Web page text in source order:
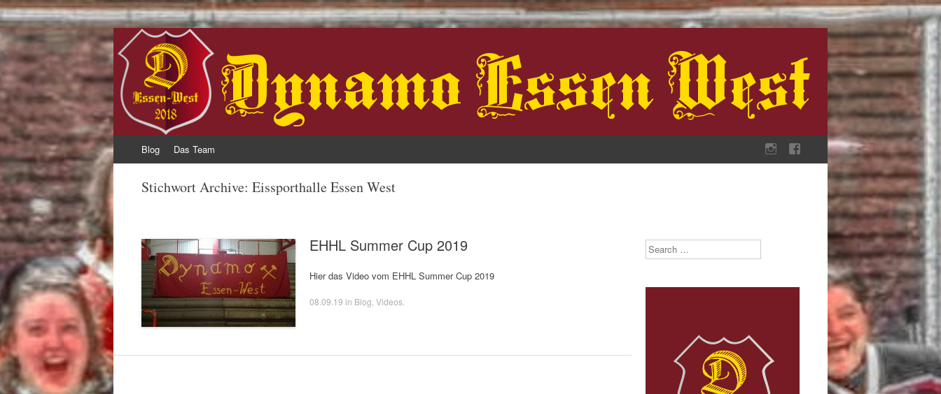
Dynamo Essen West
Inhalt
Blog Das Team
Stichwort Archive: Eissporthalle Essen West
EHHL Summer Cup 2019
Hier das Video vom EHHL Summer Cup 2019
08.09.19 in Blog Videos
Search